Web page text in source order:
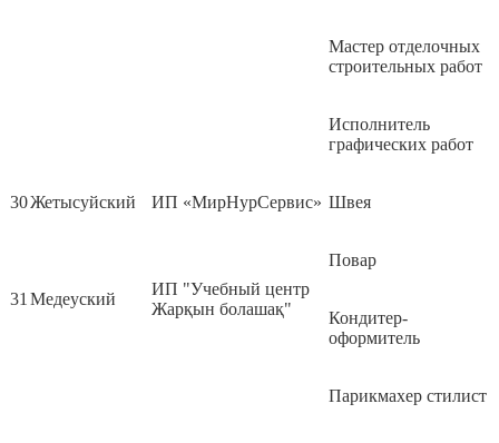
Мастер отделочных
строительных работ
Исполнитель
графических работ
30Жетысуйский ИП «МирНурСервис» Швея
31 Медеуский
ИП "Учебный центр
Жарқын болашақ"
Повар
Кондитер-
оформитель
Парикмахер стилист